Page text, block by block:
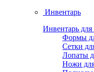
Инвентарь
Инвентарь
Формы
Сетки
Лопаты
Ножи